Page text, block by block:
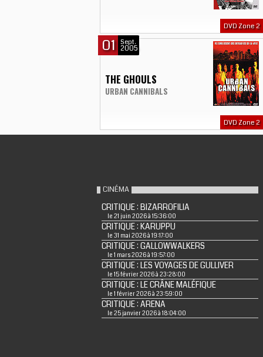
DVD Zone 2
01 Sept.
2005
THE GHOULS
URBAN CANNIBALS
DVD Zone 2
CINÉMA
CRITIQUE : BIZARROFILIA
le 21 juin 2026 à 15:36:00
CRITIQUE : KARUPPU
le 31 mai 2026 à 19:17:00
CRITIQUE : GALLOWWALKERS
le 1 mars 2026 à 19:57:00
CRITIQUE : LES VOYAGES DE GULLIVER
le 15 février 2026 à 23:28:00
CRITIQUE : LE CRÂNE MALÉFIQUE
le 1 février 2026 à 23:59:00
CRITIQUE : ARENA
le 25 janvier 2026 à 18:04:00